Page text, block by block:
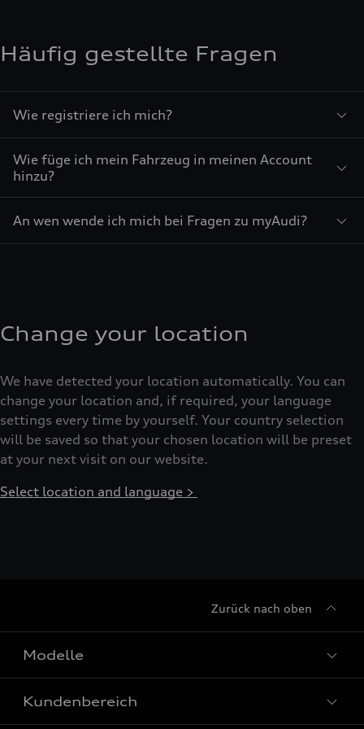
Häufig gestellte Fragen
Wie registriere ich mich?
Wie füge ich mein Fahrzeug in meinen Account
hinzu?
An wen wende ich mich bei Fragen zu myAudi?
Change your location
We have detected your location automatically. You can
change your location and, if required, your language
settings every time by yourself. Your country selection
will be saved so that your chosen location will be preset
at your next visit on our website.
Select location and language >
Zurück nach oben
Modelle
Alle Modelle
Kundenbereich